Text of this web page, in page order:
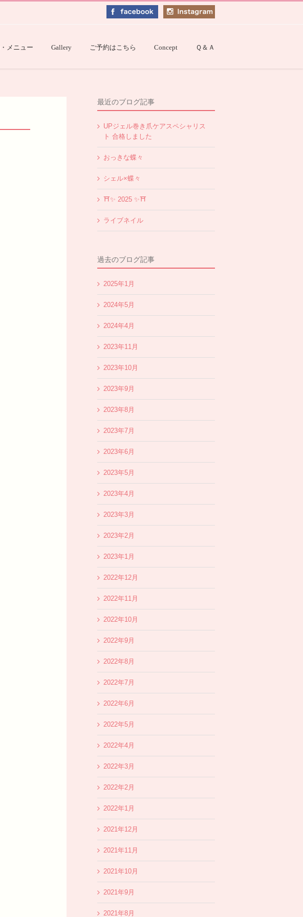
メニュー Gallery ご予約はこちら Concept Ｑ＆Ａ
最近のブログ記事
UPジェル巻き爪ケアスペシャリス
ト 合格しました
おっきな蝶々
シェル×蝶々
⛩✨️ 2025 ✨️⛩
ライブネイル
過去のブログ記事
2025年1月
2024年5月
2024年4月
2023年11月
2023年10月
2023年9月
2023年8月
2023年7月
2023年6月
2023年5月
2023年4月
2023年3月
2023年2月
2023年1月
2022年12月
2022年11月
2022年10月
2022年9月
2022年8月
2022年7月
2022年6月
2022年5月
2022年4月
2022年3月
2022年2月
2022年1月
2021年12月
2021年11月
2021年10月
2021年9月
2021年8月